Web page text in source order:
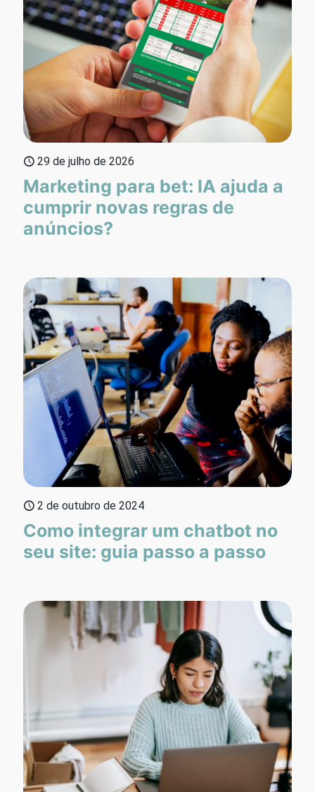
29 de julho de 2026
Marketing para bet: IA ajuda a
cumprir novas regras de
anúncios?
2 de outubro de 2024
Como integrar um chatbot no
seu site: guia passo a passo